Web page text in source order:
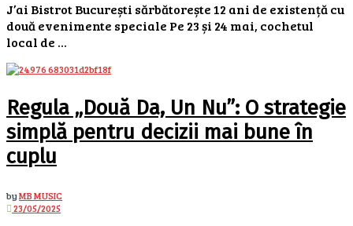
J’ai Bistrot București sărbătorește 12 ani de existență cu
două evenimente speciale Pe 23 și 24 mai, cochetul
local de ...
Regula „Două Da, Un Nu”: O strategie
simplă pentru decizii mai bune în
cuplu
byMB MUSIC
23/05/2025